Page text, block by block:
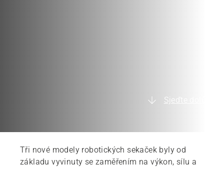
Sjeďte dolů
Tři nové modely robotických sekaček byly od
základu vyvinuty se zaměřením na výkon, sílu a